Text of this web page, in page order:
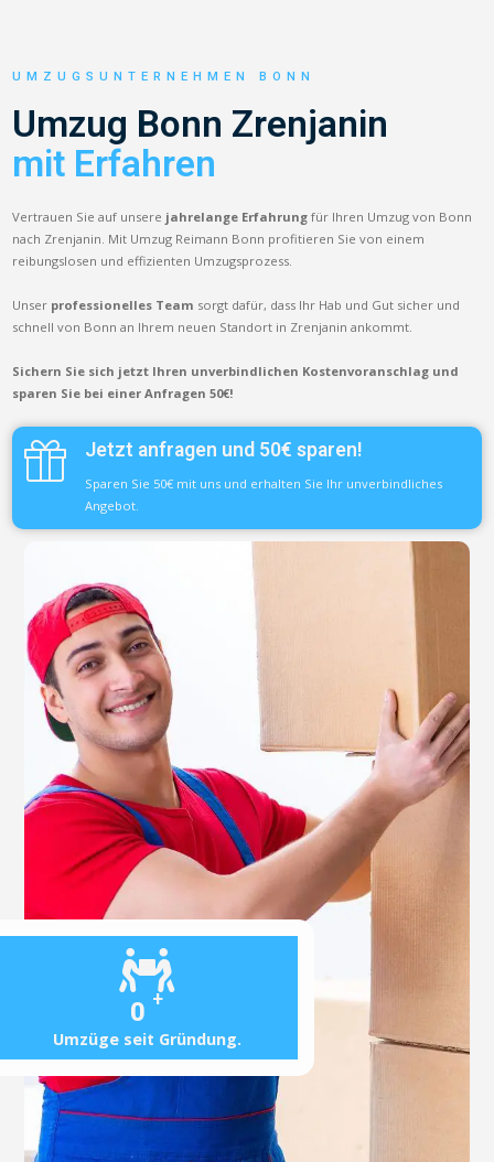
0 +
Umzüge seit Gründung.
UMZUGSUNTERNEHMEN BONN
Umzug Bonn Zrenjanin
mit Erfahren
Vertrauen Sie auf unsere jahrelange Erfahrung für Ihren Umzug von Bonn
nach Zrenjanin. Mit Umzug Reimann Bonn profitieren Sie von einem
reibungslosen und effizienten Umzugsprozess.
Unser professionelles Team sorgt dafür, dass Ihr Hab und Gut sicher und
schnell von Bonn an Ihrem neuen Standort in Zrenjanin ankommt.
Sichern Sie sich jetzt Ihren unverbindlichen Kostenvoranschlag und
sparen Sie bei einer Anfragen 50€!
Jetzt anfragen und 50€ sparen!
Sparen Sie 50€ mit uns und erhalten Sie Ihr unverbindliches
Angebot.